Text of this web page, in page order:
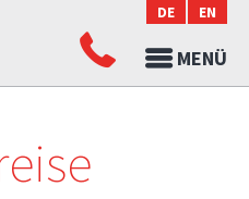
MENÜ
DE EN
RESERVIEREN
+43